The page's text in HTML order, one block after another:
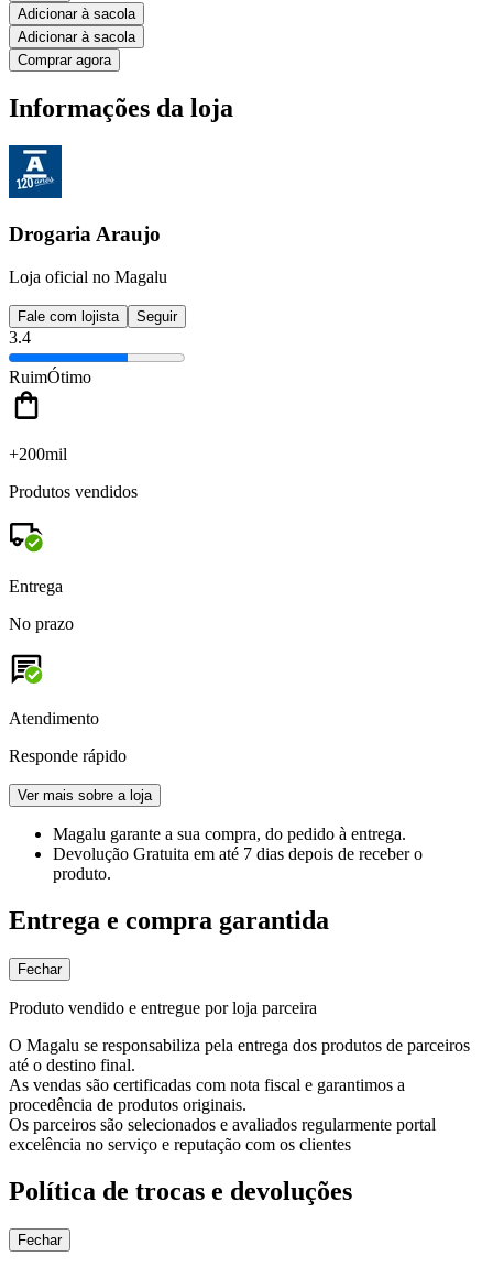
Adicionar à sacola
Adicionar à sacola
Comprar agora
Informações da loja
Drogaria Araujo
Loja oficial no Magalu
Fale com lojista Seguir
3.4
RuimÓtimo
+200mil
Produtos vendidos
Entrega
No prazo
Atendimento
Responde rápido
Ver mais sobre a loja
Magalu garante a sua compra, do pedido à entrega.
Devolução Gratuita em até 7 dias depois de receber o
produto.
Entrega e compra garantida
Fechar
Produto vendido e entregue por loja parceira
O Magalu se responsabiliza pela entrega dos produtos de parceiros
até o destino final.
As vendas são certificadas com nota fiscal e garantimos a
procedência de produtos originais.
Os parceiros são selecionados e avaliados regularmente portal
excelência no serviço e reputação com os clientes
Política de trocas e devoluções
Fechar